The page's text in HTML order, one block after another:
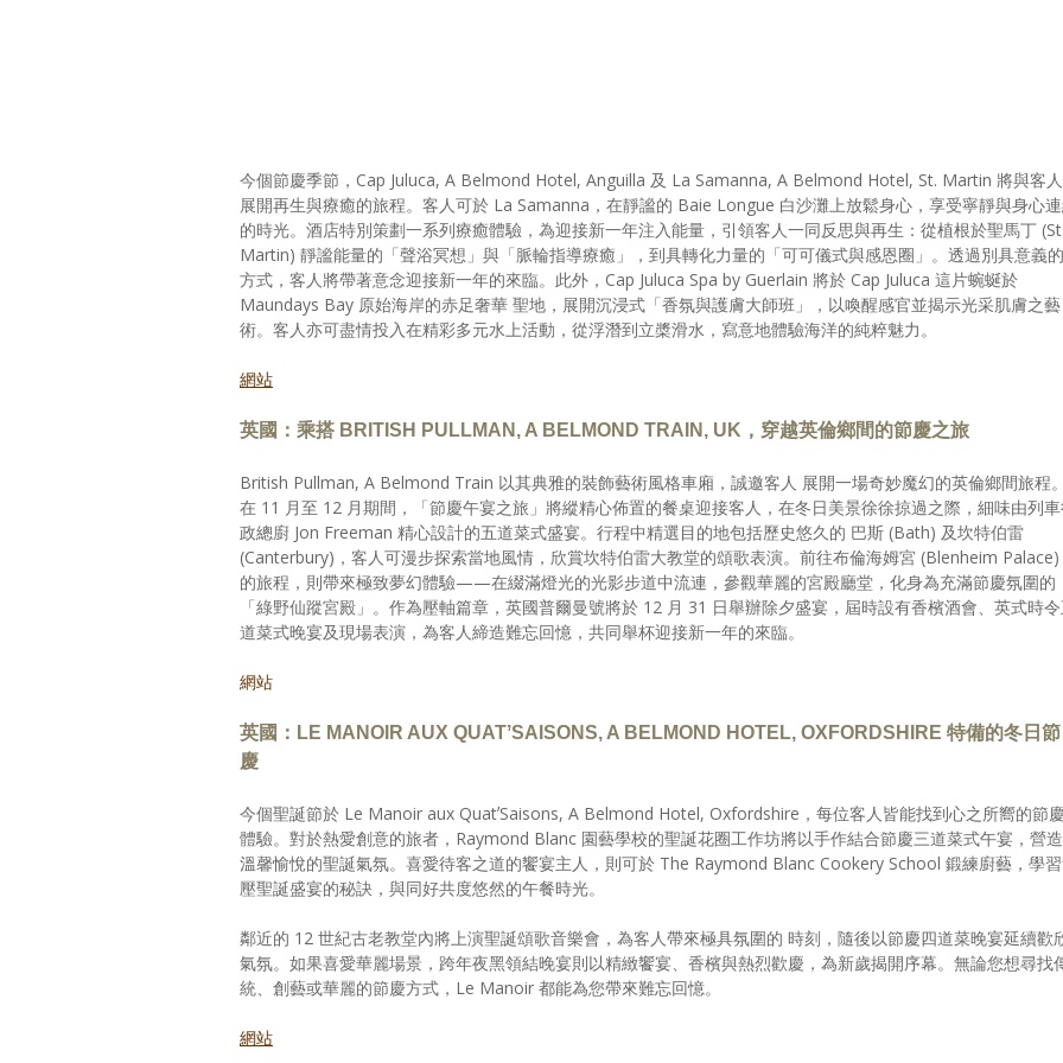
今個節慶季節，Cap Juluca, A Belmond Hotel, Anguilla 及 La Samanna, A Belmond Hotel, St. Martin 將與客人
展開再生與療癒的旅程。客人可於 La Samanna，在靜謐的 Baie Longue 白沙灘上放鬆身心，享受寧靜與身心
的時光。酒店特別策劃一系列療癒體驗，為迎接新一年注入能量，引領客人一同反思與再生：從植根於聖馬丁 (St.
Martin) 靜謐能量的「聲浴冥想」與「脈輪指導療癒」，到具轉化力量的「可可儀式與感恩圈」。透過別具意義的
方式，客人將帶著意念迎接新一年的來臨。此外，Cap Juluca Spa by Guerlain 將於 Cap Juluca 這片蜿蜒於
Maundays Bay 原始海岸的赤足奢華 聖地，展開沉浸式「香氛與護膚大師班」，以喚醒感官並揭示光采肌膚之藝
術。客人亦可盡情投入在精彩多元水上活動，從浮潛到立槳滑水，寫意地體驗海洋的純粹魅力。
網站
英國：乘搭 BRITISH PULLMAN, A BELMOND TRAIN, UK，穿越英倫鄉間的節慶之旅
British Pullman, A Belmond Train 以其典雅的裝飾藝術風格車廂，誠邀客人 展開一場奇妙魔幻的英倫鄉間旅程。
在 11 月至 12 月期間，「節慶午宴之旅」將縱精心佈置的餐桌迎接客人，在冬日美景徐徐掠過之際，細味由列
政總廚 Jon Freeman 精心設計的五道菜式盛宴。行程中精選目的地包括歷史悠久的 巴斯 (Bath) 及坎特伯雷
(Canterbury)，客人可漫步探索當地風情，欣賞坎特伯雷大教堂的頌歌表演。前往布倫海姆宮 (Blenheim Palace)
的旅程，則帶來極致夢幻體驗——在綴滿燈光的光影步道中流連，參觀華麗的宮殿廳堂，化身為充滿節慶氛圍的
「綠野仙蹤宮殿」。作為壓軸篇章，英國普爾曼號將於 12 月 31 日舉辦除夕盛宴，屆時設有香檳酒會、英式時
道菜式晚宴及現場表演，為客人締造難忘回憶，共同舉杯迎接新一年的來臨。
網站
英國：LE MANOIR AUX QUATʼSAISONS, A BELMOND HOTEL, OXFORDSHIRE 特備的冬日節
慶
今個聖誕節於 Le Manoir aux QuatʼSaisons, A Belmond Hotel, Oxfordshire，每位客人皆能找到心之所嚮的節慶
體驗。對於熱愛創意的旅者，Raymond Blanc 園藝學校的聖誕花圈工作坊將以手作結合節慶三道菜式午宴，營造
溫馨愉悅的聖誕氣氛。喜愛待客之道的饗宴主人，則可於 The Raymond Blanc Cookery School 鍛練廚藝，學
壓聖誕盛宴的秘訣，與同好共度悠然的午餐時光。
鄰近的 12 世紀古老教堂內將上演聖誕頌歌音樂會，為客人帶來極具氛圍的 時刻，隨後以節慶四道菜晚宴延續歡
氣氛。如果喜愛華麗場景，跨年夜黑領結晚宴則以精緻饗宴、香檳與熱烈歡慶，為新歲揭開序幕。無論您想尋找
統、創藝或華麗的節慶方式，Le Manoir 都能為您帶來難忘回憶。
網站